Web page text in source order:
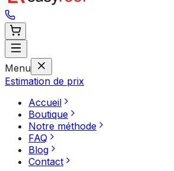
Menu
Estimation de prix
Accueil
Boutique
Notre méthode
FAQ
Blog
Contact